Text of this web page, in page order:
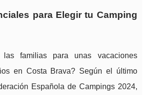
para Elegir tu Camping
las familias para unas vacaciones
en Costa Brava? Según el último
Española de Campings 2024,